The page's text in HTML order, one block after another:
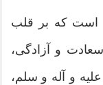
است که بر قلب
سعادت و آزادگی،
و آله و سلم،